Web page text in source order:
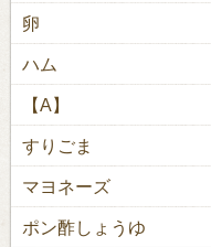
卵
ハム
【A】
すりごま
マヨネーズ
ポン酢しょうゆ